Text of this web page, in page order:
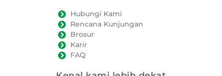
Hubungi Kami
Rencana Kunjungan
Brosur
Karir
FAQ